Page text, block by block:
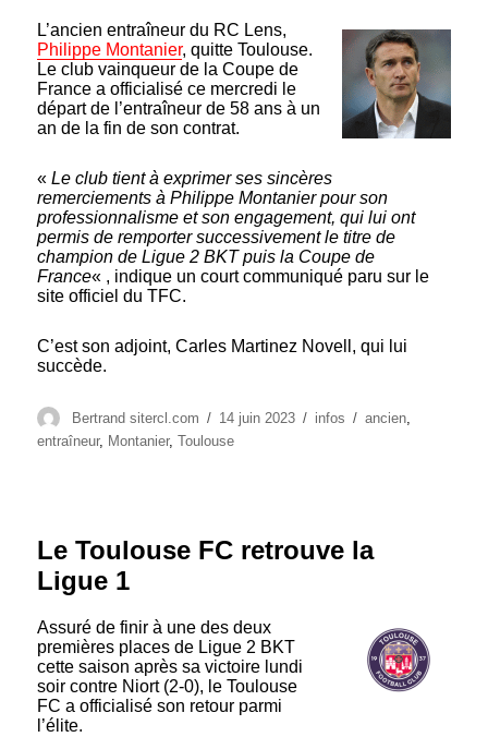
L’ancien entraîneur du RC Lens,
Philippe Montanier, quitte Toulouse.
Le club vainqueur de la Coupe de
France a officialisé ce mercredi le
départ de l’entraîneur de 58 ans à un
an de la fin de son contrat.
«Le club tient à exprimer ses sincères
remerciements à Philippe Montanier pour son
professionnalisme et son engagement, qui lui ont
permis de remporter successivement le titre de
champion de Ligue 2 BKT puis la Coupe de
France« , indique un court communiqué paru sur le
site officiel du TFC.
C’est son adjoint, Carles Martinez Novell, qui lui
succède.
Auteur
Bertrand sitercl.com
Publié
le
14 juin 2023 Catégories
infos Étiquettes
ancien,
entraîneur, Montanier,Toulouse
Le Toulouse FC retrouve la
Ligue 1
Assuré de finir à une des deux
premières places de Ligue 2 BKT
cette saison après sa victoire lundi
soir contre Niort (2-0), le Toulouse
FC a officialisé son retour parmi
l’élite.